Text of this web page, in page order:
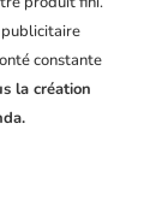
publicitaire
constante
la création